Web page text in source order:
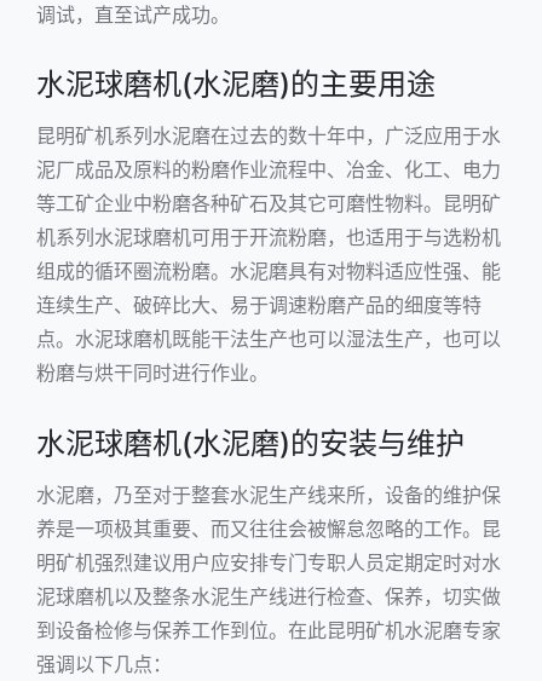
调试，直至试产成功。
水泥球磨机(水泥磨)的主要用途
昆明矿机系列水泥磨在过去的数十年中，广泛应用于水
泥厂成品及原料的粉磨作业流程中、冶金、化工、电力
等工矿企业中粉磨各种矿石及其它可磨性物料。昆明矿
机系列水泥球磨机可用于开流粉磨，也适用于与选粉机
组成的循环圈流粉磨。水泥磨具有对物料适应性强、能
连续生产、破碎比大、易于调速粉磨产品的细度等特
点。水泥球磨机既能干法生产也可以湿法生产，也可以
粉磨与烘干同时进行作业。
水泥球磨机(水泥磨)的安装与维护
水泥磨，乃至对于整套水泥生产线来所，设备的维护保
养是一项极其重要、而又往往会被懈怠忽略的工作。昆
明矿机强烈建议用户应安排专门专职人员定期定时对水
泥球磨机以及整条水泥生产线进行检查、保养，切实做
到设备检修与保养工作到位。在此昆明矿机水泥磨专家
强调以下几点：